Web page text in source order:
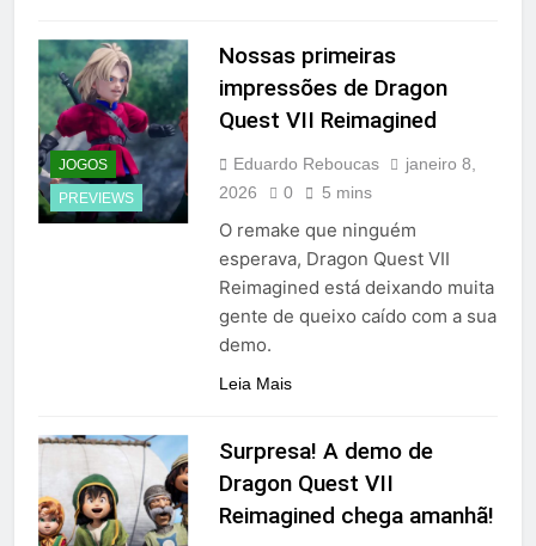
JOGOS
PREVIEWS
Nossas primeiras
impressões de Dragon
Quest VII Reimagined
Eduardo Reboucas
janeiro 8,
2026
0 5 mins
O remake que ninguém
esperava, Dragon Quest VII
Reimagined está deixando muita
gente de queixo caído com a sua
demo.
Leia Mais
Surpresa! A demo de
Dragon Quest VII
Reimagined chega amanhã!